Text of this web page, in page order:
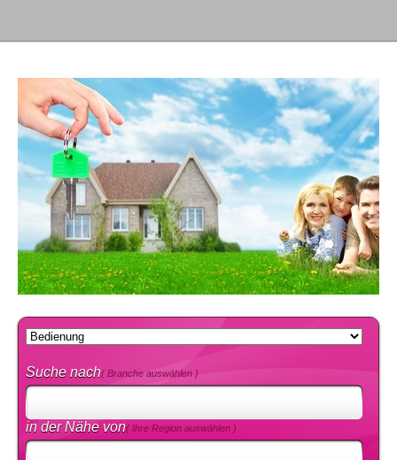
Suche nach( Branche auswählen )
in der Nähe von( Ihre Region auswählen )